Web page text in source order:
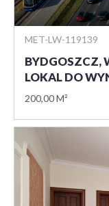
MET-LW-119139
BYDGOSZCZ,
LOKAL DO
200,00 M²